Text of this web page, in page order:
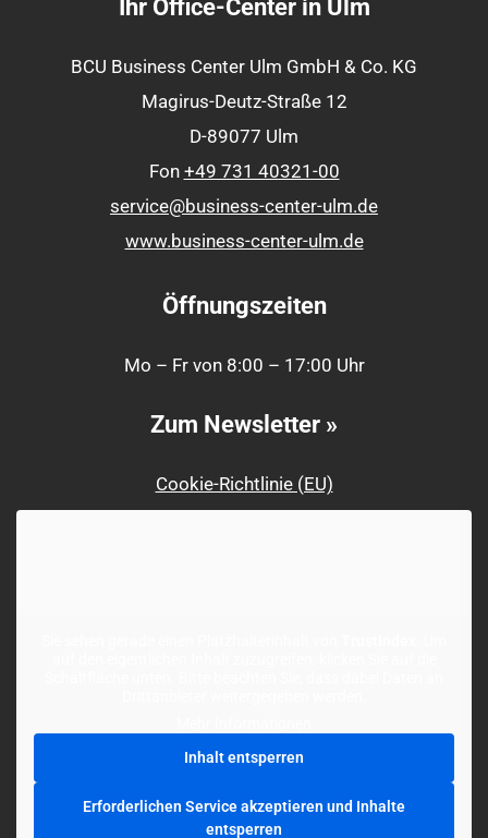
Ihr Office-Center in Ulm
BCU Business Center Ulm GmbH & Co. KG
Magirus-Deutz-Straße 12
D-89077 Ulm
Fon +49 731 40321-00
service@business-center-ulm.de
www.business-center-ulm.de
Öffnungszeiten
Mo – Fr von 8:00 – 17:00 Uhr
Zum Newsletter »
Cookie-Richtlinie (EU)
Inhalt entsperren
Erforderlichen Service akzeptieren und Inhalte
entsperren